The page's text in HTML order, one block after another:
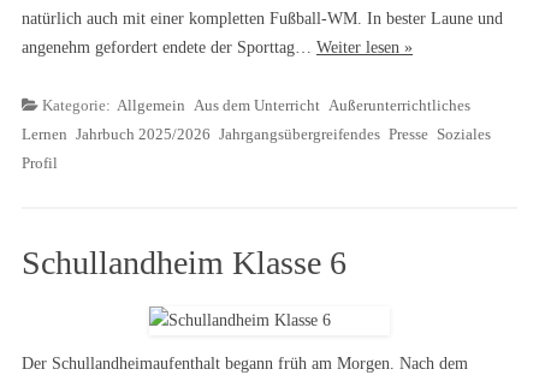
natürlich auch mit einer kompletten Fußball-WM. In bester Laune und
angenehm gefordert endete der Sporttag… Weiter lesen »
Kategorie: Allgemein Aus dem Unterricht Außerunterrichtliches
Lernen Jahrbuch 2025/2026 Jahrgangsübergreifendes Presse Soziales
Profil
Schullandheim Klasse 6
Der Schullandheimaufenthalt begann früh am Morgen. Nach dem